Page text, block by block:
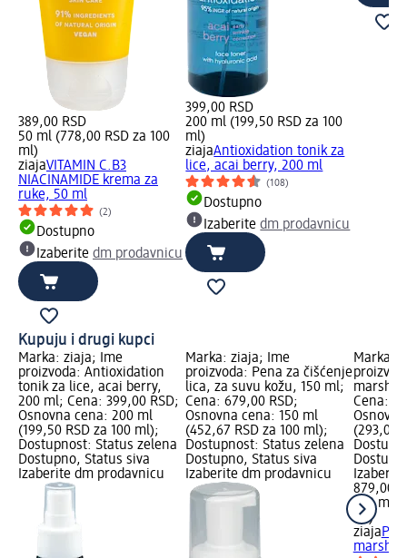
389,00 RSD
50 ml (778,00 RSD za 100
ml)
ziajaVITAMIN C.B3
NIACINAMIDE krema za
ruke, 50 ml
(2)
Dostupno
Izaberite dm prodavnicu
399,00 RSD
200 ml (199,50 RSD za 100
ml)
ziajaAntioxidation tonik za
lice, acai berry, 200 ml
(108)
Dostupno
Izaberitedm prodavnicu
Kupuju i drugi kupci
Marka: ziaja; Ime
proizvoda: Antioxidation
tonik za lice, acai berry,
200 ml; Cena: 399,00 RSD;
Osnovna cena: 200 ml
(199,50 RSD za 100 ml);
Dostupnost: Status zelena
Dostupno, Status siva
Izaberite dm prodavnicu
Marka: ziaja; Ime
proizvoda: Pena za čišćenje
lica, za suvu kožu, 150 ml;
Cena: 679,00 RSD;
Osnovna cena: 150 ml
(452,67 RSD za 100 ml);
Dostupnost: Status zelena
Dostupno, Status siva
Izaberite dm prodavnicu
Marka:
Cena:
(293,00
879,00
300 ml
ml)
ziaja